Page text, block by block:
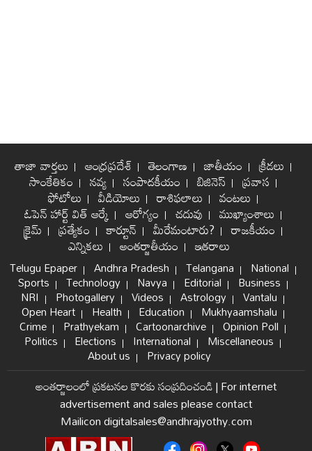
తాజా వార్తలు ఆంధ్రప్రదేశ్ తెలంగాణ జాతీయం క్రీడలు
సాంకేతికం నవ్య సంపాదకీయం బిజినెస్ ప్రవాస
ఫోటోలు వీడియోలు రాశిఫలాలు వంటలు
ఓపెన్ హార్ట్ విత్ ఆర్కే ఆరోగ్యం చదువు ముఖ్యాంశాలు
క్రైమ్ ప్రత్యేకం కార్టూన్ మీరేమంటారు? రాజకీయం
ఎన్నికలు అంతర్జాతీయం ఇతరాలు
Telugu Epaper Andhra Pradesh Telangana National
Sports Technology Navya Editorial Business
NRI Photogallery Videos Astrology Vantalu
Open Heart Health Education Mukhyaamshalu
Crime Prathyekam Cartoonarchive Opinion Poll
Politics Elections International Miscellaneous
About us Privacy policy
అంతర్జాలంలో ప్రకటనల కొరకు సంప్రదించండి|For internet
advertisement and sales please contact
Mailicon digitalsales@andhrajyothy.com